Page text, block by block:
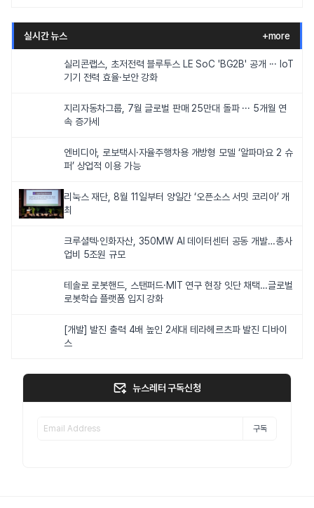
실시간 뉴스 +more
실리콘랩스, 초저전력 블루투스 LE SoC 'BG2B' 공개 ··· IoT
기기 전력 효율·보안 강화
지리자동차그룹, 7월 글로벌 판매 25만대 돌파 ··· 5개월 연
속 증가세
엔비디아, 로보택시·자율주행차용 개방형 모델 ‘알파마요 2 슈
퍼’ 상업적 이용 가능
리눅스 재단, 8월 11일부터 양일간 ‘오픈소스 서밋 코리아’ 개
최
크루셜텍·인화자산, 350MW AI 데이터센터 공동 개발…총사
업비 5조원 규모
테솔로 로봇핸드, 스탠퍼드·MIT 연구 현장 잇단 채택…글로벌
로봇학습 플랫폼 입지 강화
[개발] 발진 출력 4배 높인 2세대 테라헤르츠파 발진 디바이
스
뉴스레터 구독신청
구독